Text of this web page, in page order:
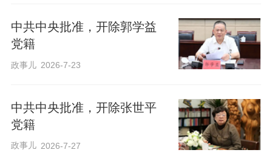
中共中央批准，开除郭学益
党籍
政事儿 2026-7-23
中共中央批准，开除张世平
党籍
政事儿 2026-7-27